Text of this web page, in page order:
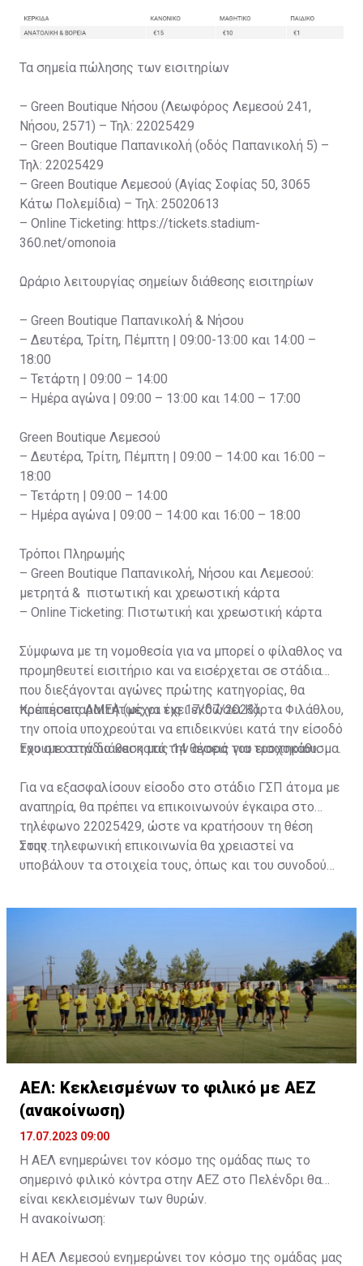
Τα σημεία πώλησης των εισιτηρίων
– Green Boutique Νήσου (Λεωφόρος Λεμεσού 241,
Νήσου, 2571) – Τηλ: 22025429
– Green Boutique Παπανικολή (οδός Παπανικολή 5) –
Τηλ: 22025429
– Green Boutique Λεμεσού (Αγίας Σοφίας 50, 3065
Κάτω Πολεμίδια) – Τηλ: 25020613
– Online Ticketing: https://tickets.stadium-
360.net/omonoia
Ωράριο λειτουργίας σημείων διάθεσης εισιτηρίων
– Green Boutique Παπανικολή & Νήσου
– Δευτέρα, Τρίτη, Πέμπτη | 09:00-13:00 και 14:00 –
18:00
– Τετάρτη | 09:00 – 14:00
– Ημέρα αγώνα | 09:00 – 13:00 και 14:00 – 17:00
Green Boutique Λεμεσού
– Δευτέρα, Τρίτη, Πέμπτη | 09:00 – 14:00 και 16:00 –
18:00
– Τετάρτη | 09:00 – 14:00
– Ημέρα αγώνα | 09:00 – 14:00 και 16:00 – 18:00
Τρόποι Πληρωμής
– Green Boutique Παπανικολή, Νήσου και Λεμεσού:
μετρητά & πιστωτική και χρεωστική κάρτα
– Online Ticketing: Πιστωτική και χρεωστική κάρτα
Σύμφωνα με τη νομοθεσία για να μπορεί ο φίλαθλος να
προμηθευτεί εισιτήριο και να εισέρχεται σε στάδια
που διεξάγονται αγώνες πρώτης κατηγορίας, θα
πρέπει απαραιτήτως να έχει εκδώσει Κάρτα Φιλάθλου,
την οποία υποχρεούται να επιδεικνύει κατά την είσοδό
του στο στάδιο και κατά την αγορά του εισιτηρίου.
Κρατήσεις ΑΜΕΑ (μέχρι τις 17/07/2023)
Έχουμε στην διάθεση μας 14 θέσεις για τροχοκάθισμα.
Για να εξασφαλίσουν είσοδο στο στάδιο ΓΣΠ άτομα με
αναπηρία, θα πρέπει να επικοινωνούν έγκαιρα στο
τηλέφωνο 22025429, ώστε να κρατήσουν τη θέση
τους.
Στην τηλεφωνική επικοινωνία θα χρειαστεί να
υποβάλουν τα στοιχεία τους, όπως και του συνοδού
ΑΕΛ: Κεκλεισμένων το φιλικό με ΑΕΖ
(ανακοίνωση)
17.07.2023 09:00
Η ΑΕΛ ενημερώνει τον κόσμο της ομάδας πως το
σημερινό φιλικό κόντρα στην ΑΕΖ στο Πελένδρι θα
είναι κεκλεισμένων των θυρών.
Η ανακοίνωση:
Η ΑΕΛ Λεμεσού ενημερώνει τον κόσμο της ομάδας μας